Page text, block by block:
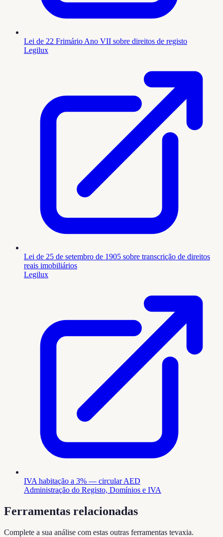
Lei de 22 Frimário Ano VII sobre direitos de registo
Legilux
Lei de 25 de setembro de 1905 sobre transcrição de direitos
reais imobiliários
Legilux
IVA habitação a 3% — circular AED
Administração do Registo, Domínios e IVA
Ferramentas relacionadas
Complete a sua análise com estas outras ferramentas tevaxia.